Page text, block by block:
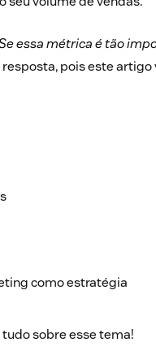
essa métrica é tão
resposta, pois este
como estratégia
sobre esse tema!